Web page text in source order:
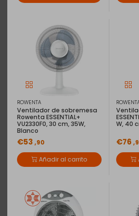
ROWENTA
Ventilador de sobremesa
Rowenta ESSENTIAL+
VU2330F0, 30 cm, 35W,
Blanco
€53 ,90
Añadir al carrito
W, 40
€76